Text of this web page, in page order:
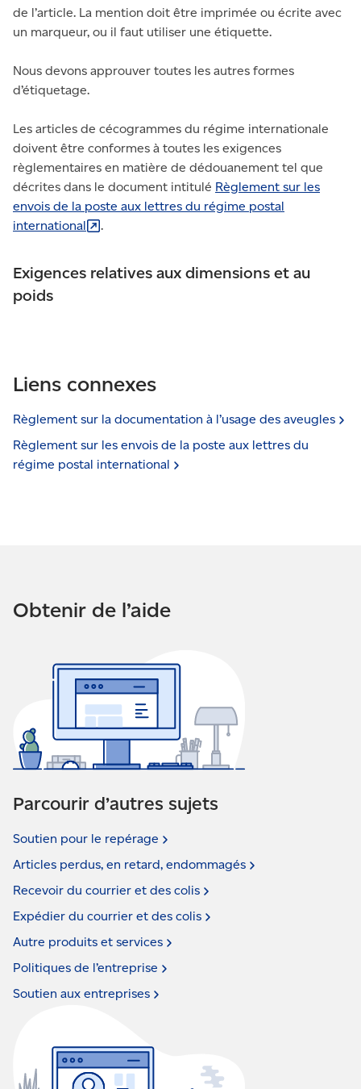
de l’article. La mention doit être imprimée ou écrite avec
un marqueur, ou il faut utiliser une étiquette.
Nous devons approuver toutes les autres formes
d’étiquetage.
Les articles de cécogrammes du régime internationale
doivent être conformes à toutes les exigences
règlementaires en matière de dédouanement tel que
décrites dans le document intitulé Règlement sur les
envois de la poste aux lettres du régime postal
international
.
Exigences relatives aux dimensions et au
poids
Liens connexes
Règlement sur la documentation à l’usage des aveugles
Règlement sur les envois de la poste aux lettres du
régime postal international
Obtenir de l’aide
Parcourir d’autres sujets
Soutien pour le repérage
Articles perdus, en retard, endommagés
Recevoir du courrier et des colis
Expédier du courrier et des colis
Autre produits et services
Politiques de l’entreprise
Soutien aux entreprises